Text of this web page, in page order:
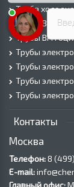
Труба
Трубы ВГП
Трубы ВГП
Трубы
Трубы
Трубы
Трубы
Контакты
Москва
Телефон:8
E-mail:
Главный офис: